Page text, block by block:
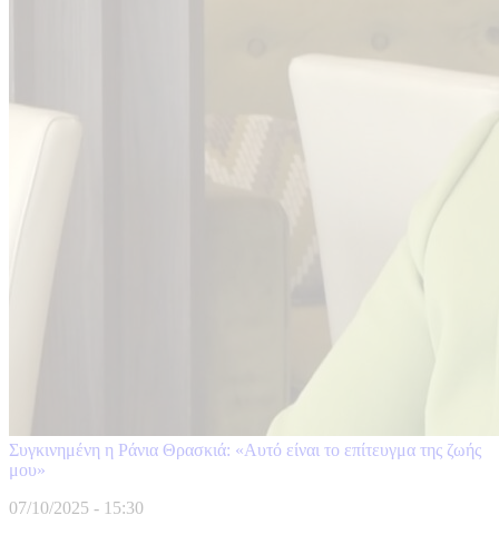
Συγκινημένη η Ράνια Θρασκιά: «Αυτό είναι το επίτευγμα της ζωής
μου»
07/10/2025 - 15:30